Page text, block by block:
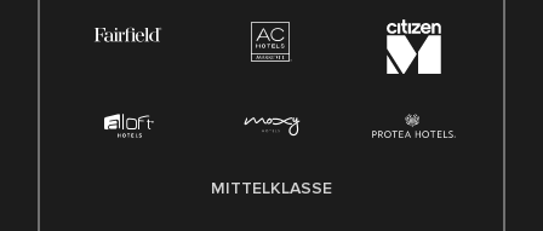
MITTELKLASSE